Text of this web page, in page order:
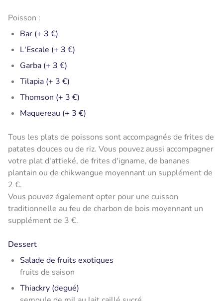
Poisson :
Bar (+ 3 €)
L'Escale (+ 3 €)
Garba (+ 3 €)
Tilapia (+ 3 €)
Thomson (+ 3 €)
Maquereau (+ 3 €)
Tous les plats de poissons sont accompagnés de frites de
patates douces ou de riz. Vous pouvez aussi accompagner
votre plat d'attieké, de frites d'igname, de bananes
plantain ou de chikwangue moyennant un supplément de
2 €.
Vous pouvez également opter pour une cuisson
traditionnelle au feu de charbon de bois moyennant un
supplément de 3 €.
Dessert
Salade de fruits exotiques
fruits de saison
Thiackry (degué)